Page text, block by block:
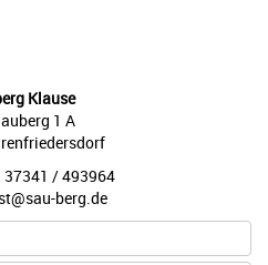
Klause
1 A
37341 / 493964
berg.de